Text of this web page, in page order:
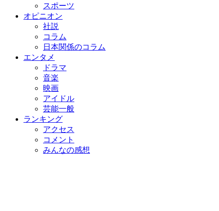
スポーツ
オピニオン
社説
コラム
日本関係のコラム
エンタメ
ドラマ
音楽
映画
アイドル
芸能一般
ランキング
アクセス
コメント
みんなの感想